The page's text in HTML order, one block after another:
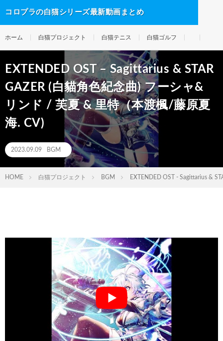
コロプラの白猫シリーズ最新動画まとめ
ホーム 白猫プロジェクト 白猫テニス 白猫ゴルフ
EXTENDED OST – Sagittarius & STAR
GAZER (白貓角色紀念曲) フーシャ&
リンド / 芙夏 & 里特（本渡楓/藤原夏
海. CV)
2023.09.09 BGM
HOME 白猫プロジェクト BGM EXTENDED OST - Sagittarius &